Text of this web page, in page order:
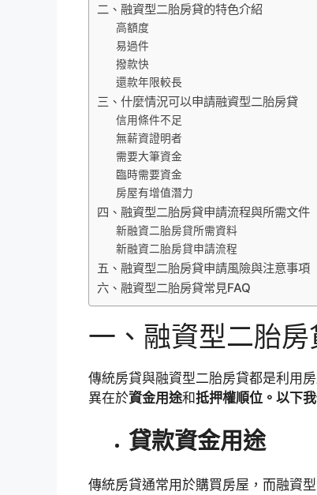
二、融資型二胎房貸的特色介紹
高額度
易過件
撥款快
還款年限較長
三、什麼情況可以申請融資型二胎房貸
信用條件不足
無薪資證明者
需要大筆資金
臨時需要資金
房屋有增值潛力
四、融資型二胎房貸申請流程與所需文件
新融資二胎房貸所需資料
新融資二胎房貸申請流程
五、融資型二胎房貸申請風險與注意事項
六、融資型二胎房貸常見FAQ
一、融資型二胎
傳統房貸與融資型二胎房貸都是利用
異在於資金用途和抵押權順位。以下
貸款資金用途
傳統房貸通常用於購買房屋，而融資